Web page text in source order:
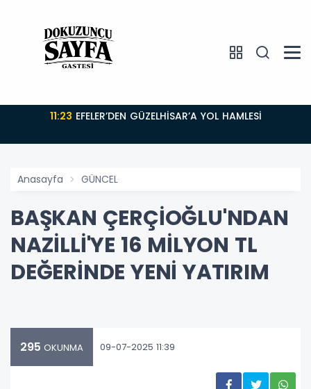
11:23 EFELER’DEN GÜZELHİSAR’A YOL HAMLESİ
Anasayfa GÜNCEL
BAŞKAN ÇERÇİOĞLU'NDAN
NAZİLLİ'YE 16 MİLYON TL
DEĞERİNDE YENİ YATIRIM
295 OKUNMA 09-07-2025 11:39